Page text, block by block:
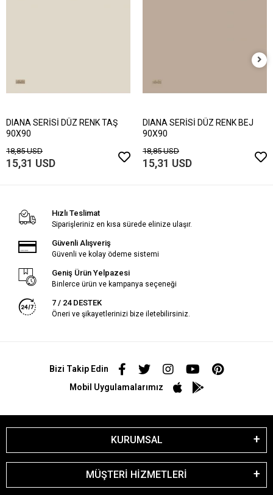
DIANA SERİSİ DÜZ RENK TAŞ
90X90
18,85 USD
15,31 USD
DIANA SERİSİ DÜZ RENK BEJ
90X90
18,85 USD
15,31 USD
Hızlı Teslimat
Siparişleriniz en kısa sürede elinize ulaşır.
Güvenli Alışveriş
Güvenli ve kolay ödeme sistemi
Geniş Ürün Yelpazesi
Binlerce ürün ve kampanya seçeneği
7 / 24 DESTEK
Öneri ve şikayetlerinizi bize iletebilirsiniz.
Bizi Takip Edin
Mobil Uygulamalarımız
KURUMSAL
MÜŞTERİ HİZMETLERİ